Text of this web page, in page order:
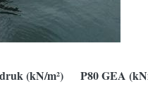
(kN/m²) P80 GEA